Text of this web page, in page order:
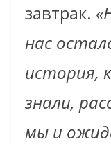
завтрак.
нас
история,
знали,
мы и